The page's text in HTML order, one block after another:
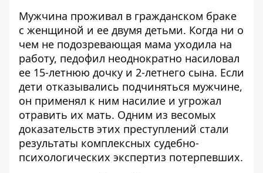
Мужчина проживал в гражданском браке
с женщиной и ее двумя детьми. Когда ни о
чем не подозревающая мама уходила на
работу, педофил неоднократно насиловал
ее 15-летнюю дочку и 2-летнего сына. Если
дети отказывались подчиняться мужчине,
он применял к ним насилие и угрожал
отравить их мать. Одним из весомых
доказательств этих преступлений стали
результаты комплексных судебно-
психологических экспертиз потерпевших.